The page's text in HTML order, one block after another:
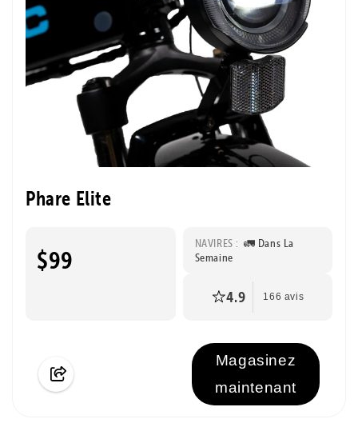
Phare Elite
$99
NAVIRES : 🚛 Dans La
Semaine
4.9 166 avis
Magasinez
maintenant